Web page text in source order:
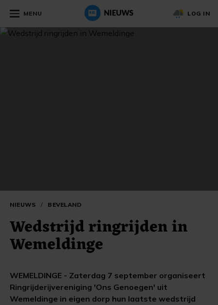
MENU LOG IN
NIEUWS / BEVELAND
Wedstrijd ringrijden in
Wemeldinge
WEMELDINGE - Zaterdag 7 september organiseert
Ringrijderijvereniging 'Ons Genoegen' uit
Wemeldinge in eigen dorp hun laatste wedstrijd